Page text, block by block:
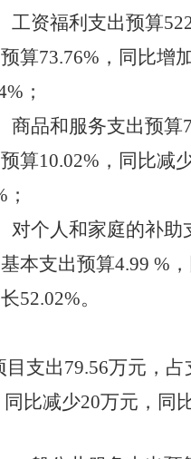
工资福利支出预算
算73.76%，同比增
；
商品和服务支出预算
算10.02%，同比减
对个人和家庭的补助
本支出预算4.99 %
52.02%。
目支出79.56万元，占
同比减少20万元，同